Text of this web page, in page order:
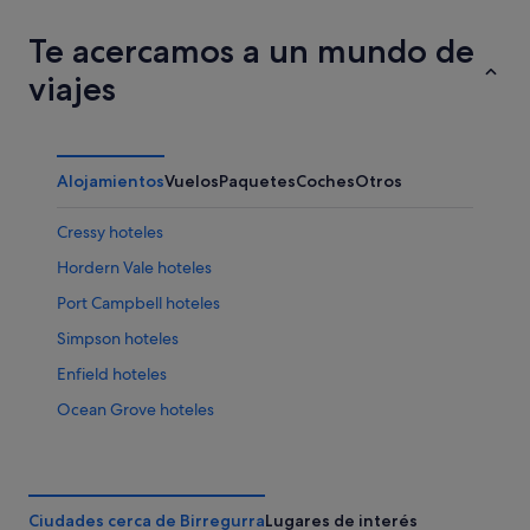
ago
Te acercamos a un mundo de
viajes
AlojamientosVuelosPaquetesCochesOtros
Cressy hoteles
Hordern Vale hoteles
Port Campbell hoteles
Simpson hoteles
Enfield hoteles
Ocean Grove hoteles
Camperdown hoteles
Ciudades cerca de BirregurraLugares de interés